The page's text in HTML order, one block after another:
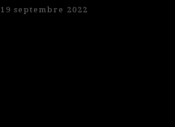
19 septembre 2022